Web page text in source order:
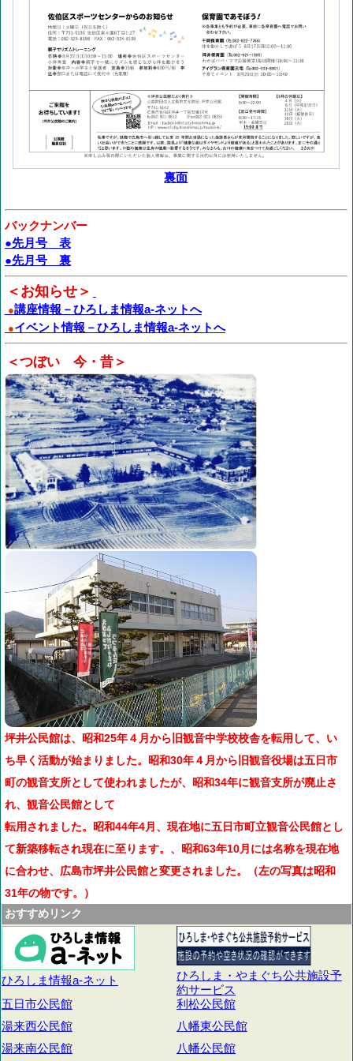
裏面
バックナンバー
●先月号 表
●先月号 裏
＜お知らせ＞
●講座情報－ひろしま情報a-ネットへ
●イベント情報－ひろしま情報a-ネットへ
＜つぼい 今・昔＞
坪井公民館は、昭和25年４月から旧観音中学校校舎を転用して、い
ち早く活動が始まりました。昭和30年４月から旧観音役場は五日市
町の観音支所として使われましたが、昭和34年に観音支所が廃止さ
れ、観音公民館として
転用されました。昭和44年4月、現在地に五日市町立観音公民館とし
て新築移転され現在に至ります。、昭和63年10月には名称を現在地
に合わせ、広島市坪井公民館と変更されました。（左の写真は昭和
31年の物です。）
おすすめ リンク
ひろしま情報a-ネット
ひろしま・やまぐち公共施設予
約サービス
佐
伯
区
の
公民館
五日市公民館
湯来西公民館
湯来南公民館
利松公民館
八幡東公民館
八幡公民館